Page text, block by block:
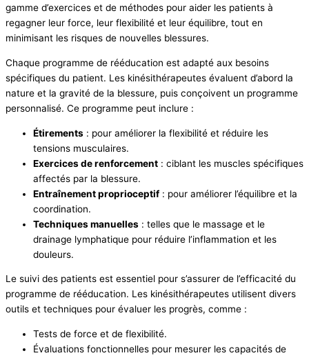
gamme d’exercices et de méthodes pour aider les patients à
regagner leur force, leur flexibilité et leur équilibre, tout en
minimisant les risques de nouvelles blessures.
Chaque programme de rééducation est adapté aux besoins
spécifiques du patient. Les kinésithérapeutes évaluent d’abord la
nature et la gravité de la blessure, puis conçoivent un programme
personnalisé. Ce programme peut inclure :
Étirements : pour améliorer la flexibilité et réduire les
tensions musculaires.
Exercices de renforcement : ciblant les muscles spécifiques
affectés par la blessure.
Entraînement proprioceptif : pour améliorer l’équilibre et la
coordination.
Techniques manuelles : telles que le massage et le
drainage lymphatique pour réduire l’inflammation et les
douleurs.
Le suivi des patients est essentiel pour s’assurer de l’efficacité du
programme de rééducation. Les kinésithérapeutes utilisent divers
outils et techniques pour évaluer les progrès, comme :
Tests de force et de flexibilité.
Évaluations fonctionnelles pour mesurer les capacités de